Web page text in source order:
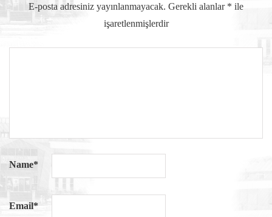
E-posta adresiniz yayınlanmayacak. Gerekli alanlar * ile
işaretlenmişlerdir
Name*
Email*